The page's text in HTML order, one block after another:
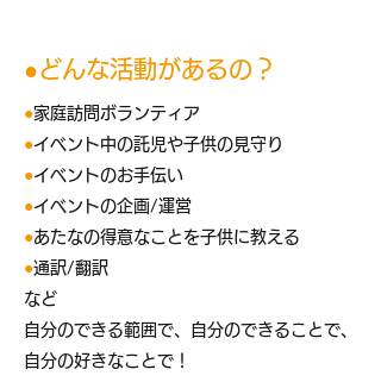
●どんな活動があるの？
●家庭訪問ボランティア
●イベント中の託児や子供の見守り
●イベントのお手伝い
●イベントの企画/運営
●あたなの得意なことを子供に教える
●通訳/翻訳
​など
​自分のできる範囲で、自分のできることで、
自分の好きなことで！